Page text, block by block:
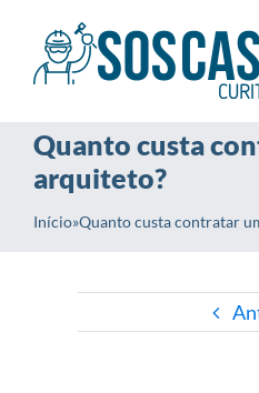
Quanto custa
arquiteto?
Início»Quanto custa contratar